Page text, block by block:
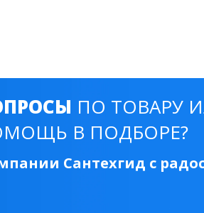
Квадратные Круглые
С пьедесталом Угловые
ПО ТОВАРУ
В ПОДБОРЕ?
Сантехгид с